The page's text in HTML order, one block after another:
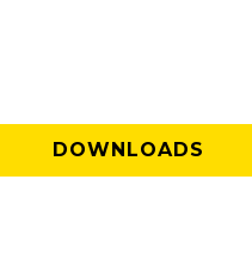
DOWNLOADS